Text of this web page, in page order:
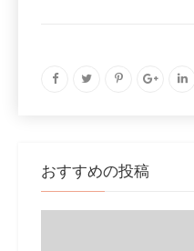
おすすめの投稿